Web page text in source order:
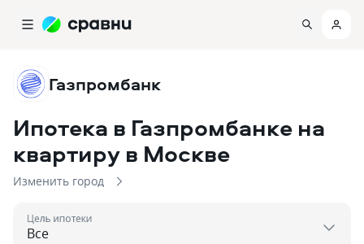
Газпромбанк
Ипотека в Газпромбанке на
квартиру в Москве
Изменить город
Цель ипотеки